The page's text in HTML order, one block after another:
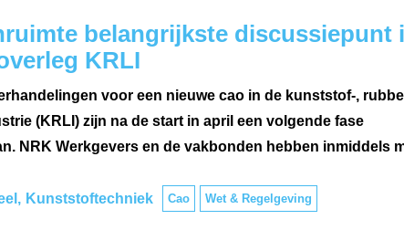
belangrijkste discussiepunt
KRLI
voor een nieuwe cao in de kunststof-,
(KRLI) zijn na de start in april een volgende fase
NRK Werkgevers en de vakbonden hebben inmiddels
Kunststoftechniek Cao Wet & Regelgeving